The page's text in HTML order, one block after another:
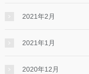
2021年2月
2021年1月
2020年12月